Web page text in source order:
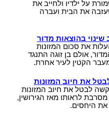
ומתי?
ילדים
האישה?
במזונות
משמורת
בטרם הנישואין?
כיצד עורכים הסכם
על ילדיו ולחייב את
את הבית ועברה
בהוצאות מדור
את סכום המזונות
אולם בן זוגה התנגד
הקטין לעיר אחרת.
את חיוב המזונות
לבטל את חיוב המזונות
לראותו מאז הגירושין,
היחסים.